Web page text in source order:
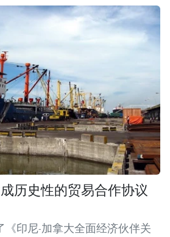
历史性的贸易合作协议
《印尼-加拿大全面经济伙伴关